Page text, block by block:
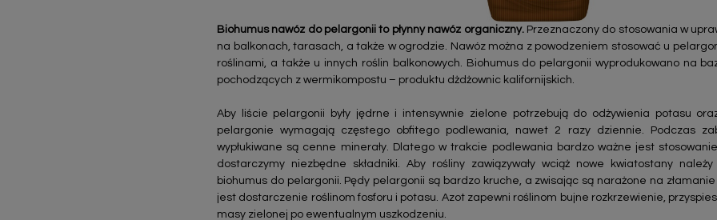
Biohumus nawóz do pelargonii to płynny nawóz organiczny. Przeznaczony do stosowania w
na balkonach, tarasach, a także w ogrodzie. Nawóz można z powodzeniem stosować u
roślinami, a także u innych roślin balkonowych. Biohumus do pelargonii wyprodukowano na
pochodzących z wermikompostu – produktu dżdżownic kalifornijskich.
Aby liście pelargonii były jędrne i intensywnie zielone potrzebują do odżywienia potasu
pelargonie wymagają częstego obfitego podlewania, nawet 2 razy dziennie. Podczas
wypłukiwane są cenne minerały. Dlatego w trakcie podlewania bardzo ważne jest
dostarczymy niezbędne składniki. Aby rośliny zawiązywały wciąż nowe kwiatostany
biohumus do pelargonii. Pędy pelargonii są bardzo kruche, a zwisając są narażone na
jest dostarczenie roślinom fosforu i potasu. Azot zapewni roślinom bujne rozkrzewienie,
masy zielonej po ewentualnym uszkodzeniu.